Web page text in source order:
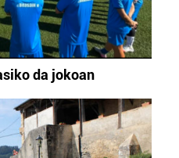
da jokoan